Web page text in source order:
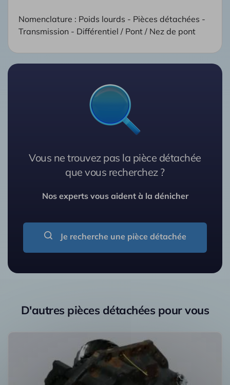
Nomenclature : Poids lourds - Pièces détachées -
Transmission - Différentiel / Pont / Nez de pont
Vous ne trouvez pas la pièce détachée
que vous recherchez ?
Nos experts vous aident à la dénicher
Je recherche une pièce détachée
D'autres pièces détachées pour vous